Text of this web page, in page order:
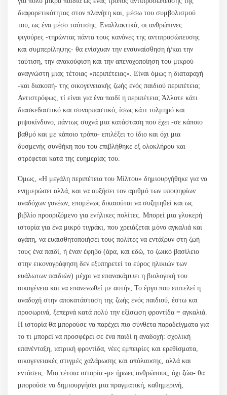
διαφορετικότητας στον πλανήτη και, μέσω του συμβολισμού
του, ως ένα μέσο ταύτισης. Εναλλακτικά, οι ανθρώπινες
φιγούρες -τηρώντας πάντα τους κανόνες της αντιπροσώπευσης
και συμπερίληψης- θα ενίσχυαν την ενσυναίσθηση ή/και την
ταύτιση, την ανακούφιση και την απενοχοποίηση του μικρού
αναγνώστη μιας τέτοιας «περιπέτειας». Είναι όμως η διαταραχή
-και διακοπή- της οικογενειακής ζωής ενός παιδιού περιπέτεια;
Αντιστρόφως, τί είναι για ένα παιδί η περιπέτεια; Άλλοτε κάτι
διασκεδαστικό και συναρπαστικό, ίσως κάτι τολμηρό και
ριψοκίνδυνο, πάντως συχνά μια κατάσταση που έχει -σε κάποιο
βαθμό και με κάποιο τρόπο- επιλέξει το ίδιο και όχι μια
δυσμενής συνθήκη που του επιβλήθηκε εξ ολοκλήρου και
στρέφεται κατά της ευημερίας του.
Όμως, «Η μεγάλη περιπέτεια του Μίλτου» δημιουργήθηκε για να
ενημερώσει αλλά, και να αυξήσει τον αριθμό των υποψηφίων
αναδόχων γονέων, επομένως δικαιούται να συζητηθεί και ως
βιβλίο προοριζόμενο για ενήλικες πολίτες. Μπορεί μια γλυκερή
ιστορία για ένα μικρό τιγράκι, που χρειάζεται μόνο αγκαλιά και
αγάπη, να ευαισθητοποιήσει τους πολίτες να εντάξουν στη ζωή
τους ένα παιδί, ή έναν έφηβο (άρα, και εδώ, το ζωικό βασίλειο
στην εικονογράφηση δεν εξυπηρετεί το εύρος ηλικιών των
ευάλωτων παιδιών) μέχρι να επανακάμψει η βιολογική του
οικογένεια και να επανενωθεί με αυτήν; Το έργο που επιτελεί η
αναδοχή στην αποκατάσταση της ζωής ενός παιδιού, έστω και
προσωρινά, ξεπερνά κατά πολύ την εξίσωση φροντίδα = αγκαλιά.
Η ιστορία θα μπορούσε να παρέχει πιο σύνθετα παραδείγματα για
το τι μπορεί να προσφέρει σε ένα παιδί η αναδοχή: σχολική
επανένταξη, ιατρική φροντίδα, νέες εμπειρίες και ερεθίσματα,
οικογενειακές στιγμές χαλάρωσης και απόλαυσης, αλλά και
εντάσεις. Μια τέτοια ιστορία -με ήρωες ανθρώπους, όχι ζώα- θα
μπορούσε να δημιουργήσει μια πραγματική, καθημερινή,